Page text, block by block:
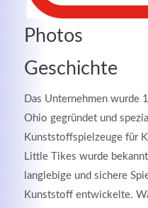
Photos
Geschichte
Das Unternehmen wurde
Ohio gegründet und
Kunststoffspielzeuge für
Little Tikes wurde
langlebige und sichere
Kunststoff entwickelte.
Lorem ipsum dolor sit
elit. Aenean